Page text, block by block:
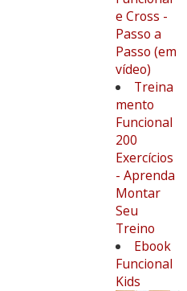
e Cross -
Passo a
Passo (em
vídeo)
Treina
mento
Funcional
200
Exercícios
- Aprenda
Montar
Seu
Treino
Ebook
Funcional
Kids